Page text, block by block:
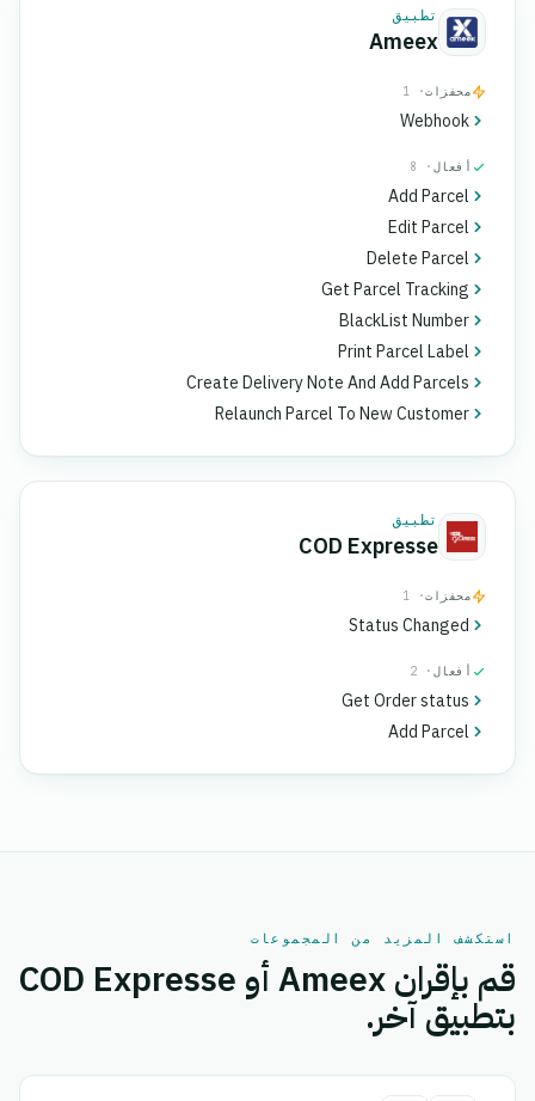
تطبيق
Ameex
محفزات· 1
Webhook
أفعال · 8
Add Parcel
Edit Parcel
Delete Parcel
Get Parcel Tracking
BlackList Number
Print Parcel Label
Create Delivery Note And Add Parcels
Relaunch Parcel To New Customer
تطبيق
COD Expresse
محفزات· 1
Status Changed
أفعال · 2
Get Order status
Add Parcel
استكشف المزيد من المجموعات
قم بإقران Ameex أو COD Expresse
بتطبيق آخر.